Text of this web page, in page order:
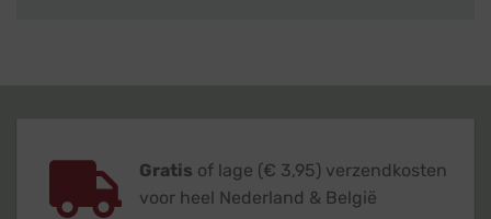
Gratis of lage (€ 3,95) verzendkosten
voor heel Nederland & België